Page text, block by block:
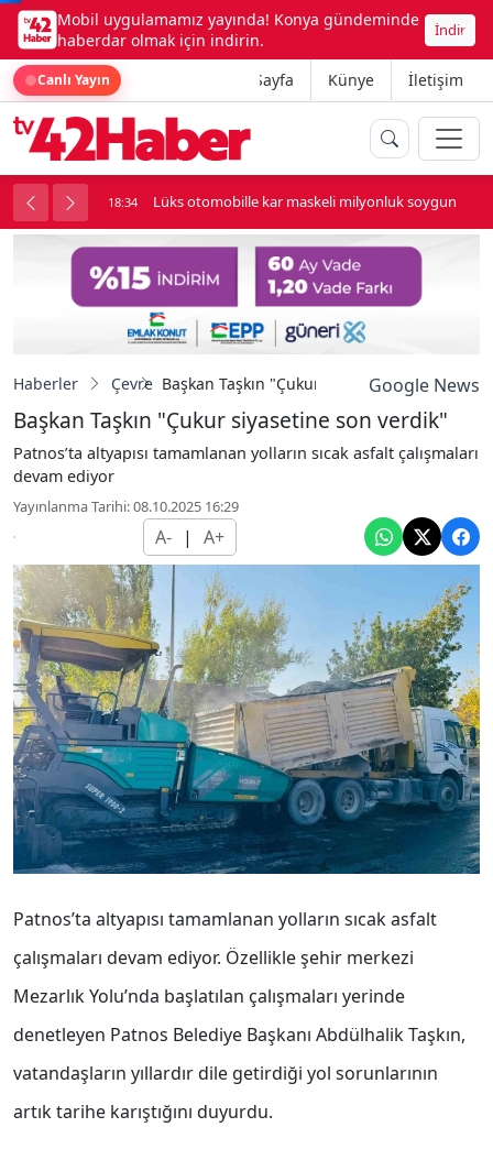
Mobil uygulamamız yayında! Konya gündeminde
haberdar olmak için indirin.
İndir
Canlı Yayın Ana Sayfa Künye İletişim
kavga çıktı 18:34 Lüks otomobille kar maskeli milyonluk soygun
Haberler Çevre Başkan Taşkın "Çukur siyasetine son verdik"
Google News
Başkan Taşkın "Çukur siyasetine son verdik"
Patnos’ta altyapısı tamamlanan yolların sıcak asfalt çalışmaları
devam ediyor
Yayınlanma Tarihi: 08.10.2025 16:29
A- | A+
Patnos’ta altyapısı tamamlanan yolların sıcak asfalt
çalışmaları devam ediyor. Özellikle şehir merkezi
Mezarlık Yolu’nda başlatılan çalışmaları yerinde
denetleyen Patnos Belediye Başkanı Abdülhalik Taşkın,
vatandaşların yıllardır dile getirdiği yol sorunlarının
artık tarihe karıştığını duyurdu.